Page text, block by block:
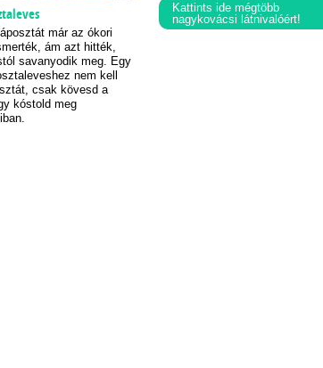
már az ókori
ám azt hitték,
savanyodik meg. Egy
nem kell
csak kövesd a
kóstold meg
Kattints ide mégtöbb
nagykovácsi látnivalóért!